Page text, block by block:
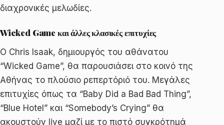
διαχρονικές μελωδίες.
Wicked Game και άλλες κλασικές επιτυχίες
Ο Chris Isaak, δημιουργός του αθάνατου
“Wicked Game”, θα παρουσιάσει στο κοινό της
Αθήνας το πλούσιο ρεπερτόριό του. Μεγάλες
επιτυχίες όπως τα “Baby Did a Bad Bad Thing”,
“Blue Hotel” και “Somebody’s Crying” θα
ακουστούν live μαζί με το πιστό συγκρότημά